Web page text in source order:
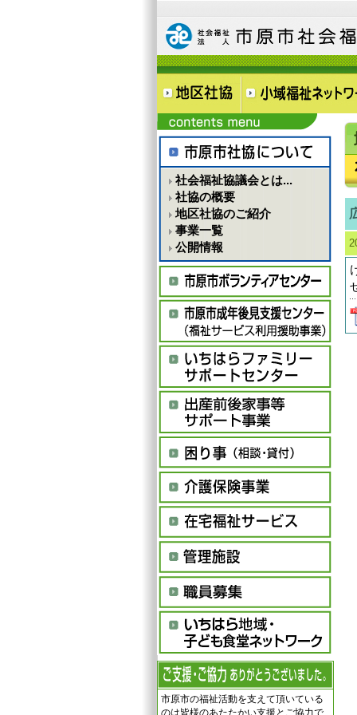
社会福祉協議会とは...
社協の概要
地区社協のご紹介
事業一覧
公開情報
市原市の福祉活動を支えて頂いている
のは皆様のあたたかい支援とご協力で